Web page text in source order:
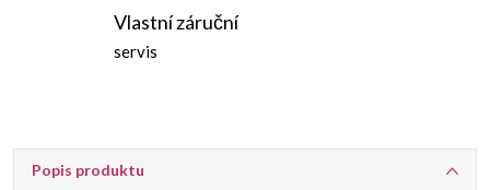
Vlastní záruční
servis
Popis produktu